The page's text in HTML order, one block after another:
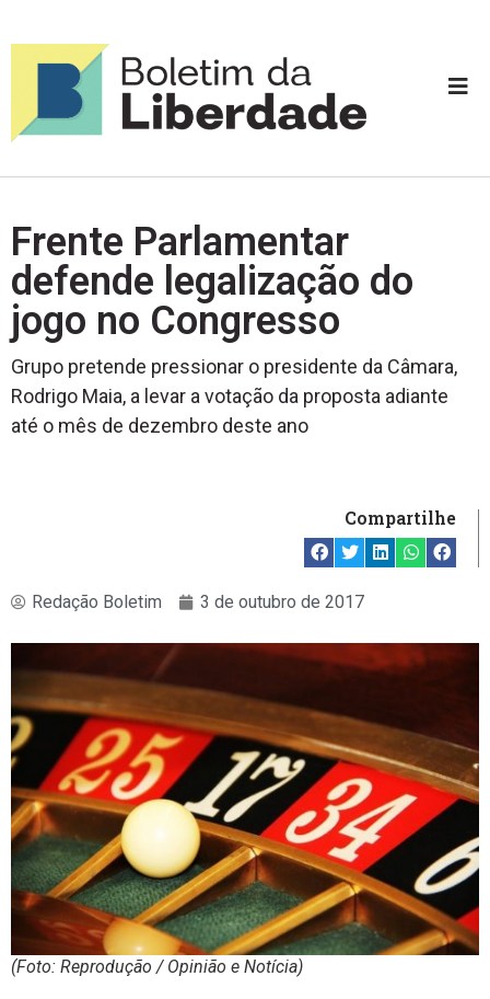
Frente Parlamentar
defende legalização do
jogo no Congresso
Grupo pretende pressionar o presidente da Câmara,
Rodrigo Maia, a levar a votação da proposta adiante
até o mês de dezembro deste ano
Compartilhe
Redação Boletim 3 de outubro de 2017
(Foto: Reprodução / Opinião e Notícia)